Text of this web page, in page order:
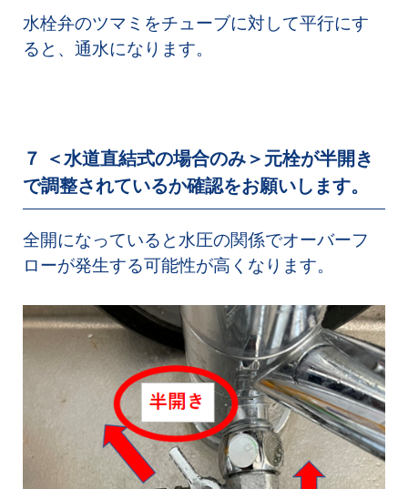
水栓弁のツマミをチューブに対して平行にす
ると、通水になります。
７ ＜水道直結式の場合のみ＞元栓が半開き
で調整されているか確認をお願いします。
全開になっていると水圧の関係でオーバーフ
ローが発生する可能性が高くなります。